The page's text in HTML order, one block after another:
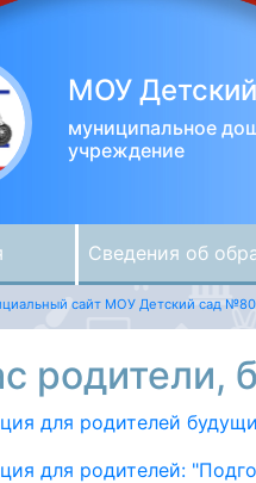
МОУ
муниципальное
учреждение
Сведения об
сайт МОУ Детский сад №80
родители,
для родителей
для родителей: